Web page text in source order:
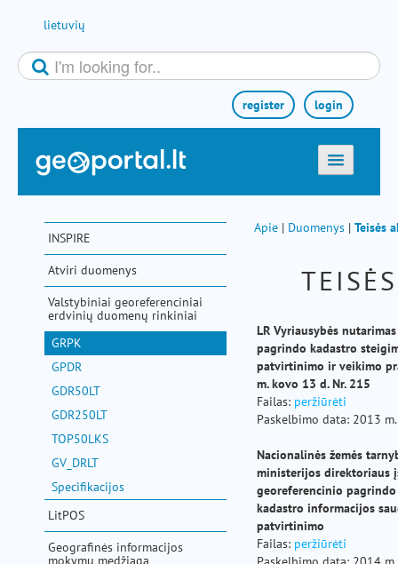
lietuvių
login
register
titulinis
žemėlapiai
el. paslaugos
paieška
aktualijos
metodinė informacija
pagalba
INSPIRE
Atviri duomenys
Valstybiniai georeferenciniai
erdvinių duomenų rinkiniai
GRPK
GPDR
GDR50LT
GDR250LT
TOP50LKS
GV_DRLT
Specifikacijos
LitPOS
Geografinės informacijos
mokymų medžiaga
Apie | Duomenys | Teisės
LR Vyriausybės
pagrindo kadastro
patvirtinimo ir veikimo
m. kovo 13 d. Nr. 215
Failas: peržiūrėti
Paskelbimo data: 2013
Nacionalinės žemės
ministerijos direktoriaus
georeferencinio
kadastro informacijos
patvirtinimo
Failas: peržiūrėti